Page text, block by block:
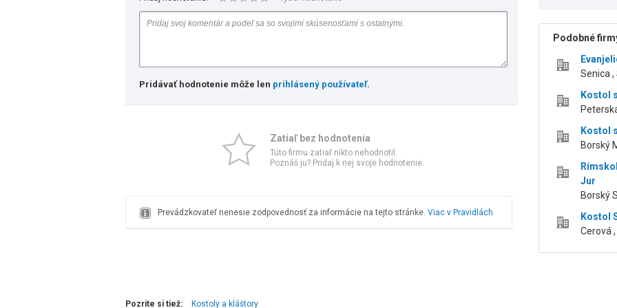
Pridávať hodnotenie môže len prihlásený používateľ.
Zatiaľ bez hodnotenia
Túto firmu zatiaľ nikto nehodnotil.
Poznáš ju? Pridaj k nej svoje hodnotenie.
Prevádzkovateľ nenesie zodpovednosť za informácie na tejto stránke. Viac v Pravidlách
Podobné
Senica ,
Kostol
Kostol
Borský
Jur
Borský
Kostol
Cerová
Pozrite si tiež: Kostoly a kláštory